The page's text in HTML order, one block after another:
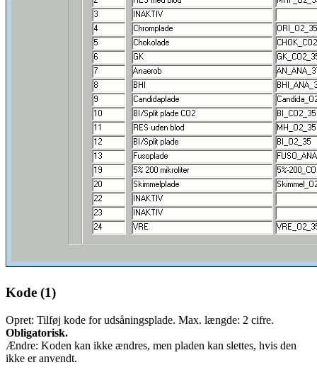
Kode (1)
Opret: Tilføj kode for udsåningsplade. Max. længde: 2 cifre.
Obligatorisk.
Ændre: Koden kan ikke ændres, men pladen kan slettes, hvis den
ikke er anvendt.